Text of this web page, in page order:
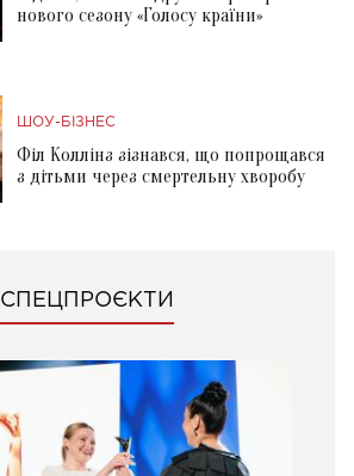
нового сезону «Голосу країни»
ШОУ-БІЗНЕС
Філ Коллінз зізнався, що попрощався
з дітьми через смертельну хворобу
СПЕЦПРОЄКТИ